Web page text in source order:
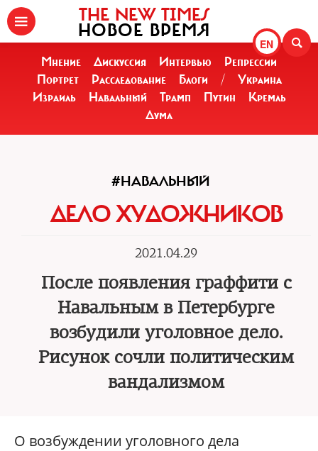
EN
THE NEW TIMES
НОВОЕ ВРЕМЯ
Мнение Дискуссия Интервью
Репрессии
Портрет
Расследование Блоги /
Украина
Израиль
Навальный Трамп Путин
Кремль
Дума
#НАВАЛЬНЫЙ
ДЕЛО ХУДОЖНИКОВ
2021.04.29
После появления граффити с
Навальным в Петербурге
возбудили уголовное дело.
Рисунок сочли политическим
вандализмом
О возбуждении уголовного дела